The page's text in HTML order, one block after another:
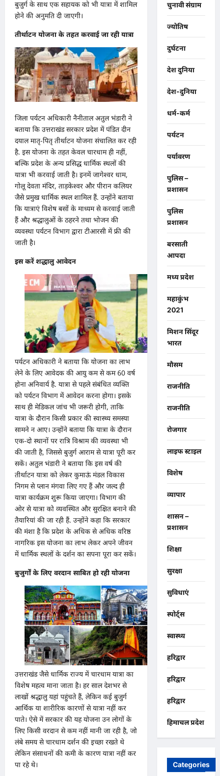
बुजुर्ग के साथ एक सहायक को भी यात्रा में शामिल
होने की अनुमति दी जाएगी।
तीर्थाटन योजना के तहत करवाई जा रही यात्रा
जिला पर्यटन अधिकारी नैनीताल अतुल भंडारी ने
बताया कि उत्तराखंड सरकार प्रदेश में पंडित दीन
दयाल मातृ-पितृ तीर्थाटन योजना संचालित कर रही
है. इस योजना के तहत केवल चारधाम ही नहीं,
बल्कि प्रदेश के अन्य प्रसिद्ध धार्मिक स्थलों की
यात्रा भी करवाई जाती है। इनमें जागेश्वर धाम,
गोलू देवता मंदिर, ताड़केश्वर और पीरान कलियर
जैसे प्रमुख धार्मिक स्थल शामिल हैं. उन्होंने बताया
कि यात्राएं विशेष बसों के माध्यम से करवाई जाती
हैं और श्रद्धालुओं के ठहरने तथा भोजन की
व्यवस्था पर्यटन विभाग द्वारा टीआरसी में फ्री की
जाती है।
इस करें शद्धालु आवेदन
पर्यटन अधिकारी ने बताया कि योजना का लाभ
लेने के लिए आवेदक की आयु कम से कम 60 वर्ष
होना अनिवार्य है. यात्रा से पहले संबंधित व्यक्ति
को पर्यटन विभाग में आवेदन करना होगा। इसके
साथ ही मेडिकल जांच भी जरूरी होगी, ताकि
यात्रा के दौरान किसी प्रकार की स्वास्थ्य समस्या
सामने न आए। उन्होंने बताया कि यात्रा के दौरान
एक-दो स्थानों पर रात्रि विश्राम की व्यवस्था भी
की जाती है, जिससे बुजुर्ग आराम से यात्रा पूरी कर
सकें। अतुल भंडारी ने बताया कि इस वर्ष की
तीर्थाटन यात्रा को लेकर कुमाऊं मंडल विकास
निगम से प्लान मंगवा लिए गए हैं और जल्द ही
यात्रा कार्यक्रम शुरू किया जाएगा। विभाग की
ओर से यात्रा को व्यवस्थित और सुरक्षित बनाने की
तैयारियां की जा रही हैं. उन्होंने कहा कि सरकार
की मंशा है कि प्रदेश के अधिक से अधिक वरिष्ठ
नागरिक इस योजना का लाभ लेकर अपने जीवन
में धार्मिक स्थलों के दर्शन का सपना पूरा कर सकें।
बुजुर्गों के लिए वरदान साबित हो रही योजना
उत्तराखंड जैसे धार्मिक राज्य में चारधाम यात्रा का
विशेष महत्व माना जाता है। हर साल देशभर से
लाखों श्रद्धालु यहां पहुंचते हैं, लेकिन कई बुजुर्ग
आर्थिक या शारीरिक कारणों से यात्रा नहीं कर
पाते। ऐसे में सरकार की यह योजना उन लोगों के
लिए किसी वरदान से कम नहीं मानी जा रही है, जो
लंबे समय से चारधाम दर्शन की इच्छा रखते थे
लेकिन संसाधनों की कमी के कारण यात्रा नहीं कर
पा रहे थे।
चुनावी संग्राम
ज्योतिष
दुर्घटना
देश दुनिया
देश-दुनिया
धर्म-कर्म
पर्यटन
पर्यावरण
पुलिस –
प्रशासन
पुलिस
प्रशासन
बरसाती
आपदा
मध्य प्रदेश
महाकुंभ
2021
मिशन सिंदूर
भारत
मौसम
राजनीति
राजनीति
रोजगार
लाइफ स्टाइल
विशेष
व्यापार
शासन –
प्रशासन
शिक्षा
सुरक्षा
सुविधाएं
स्पोर्ट्स
स्वास्थ्य
हरिद्वार
हरिद्वार
हरिद्वार
हिमाचल प्रदेश
Categories